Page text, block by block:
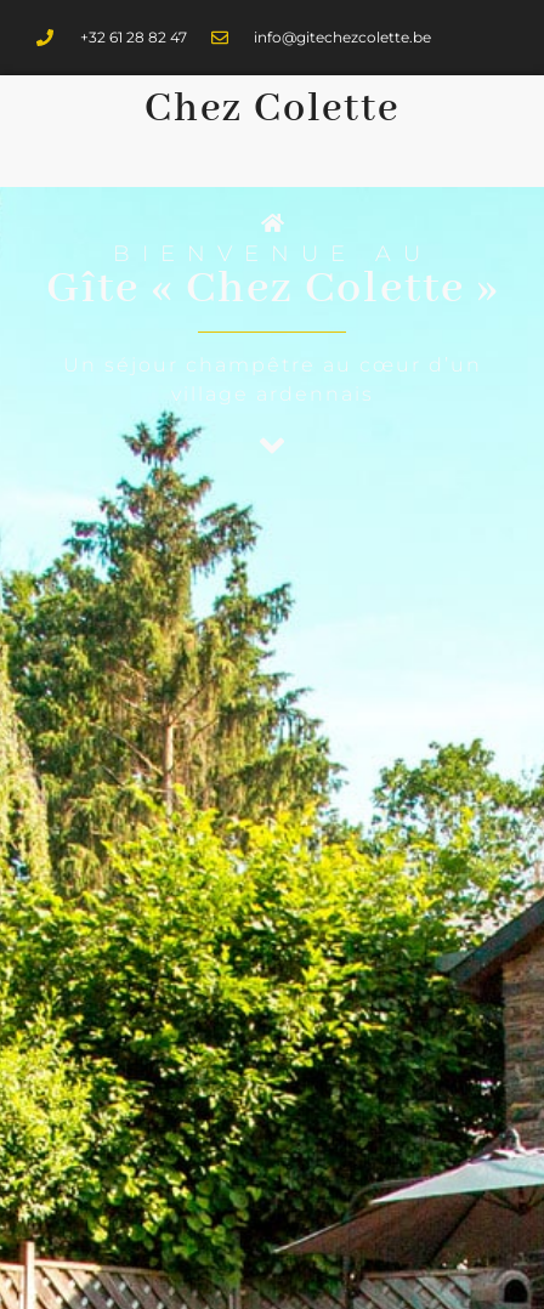
+32 61 28 82 47 info@gitechezcolette.be
Chez Colette
BIENVENUE AU
Gîte « Chez Colette »
Un séjour champêtre au cœur d’un
village ardennais